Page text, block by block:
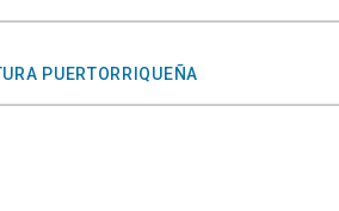
PUERTORRIQUEÑA